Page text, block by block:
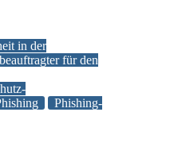
in der
für den
Phishing-